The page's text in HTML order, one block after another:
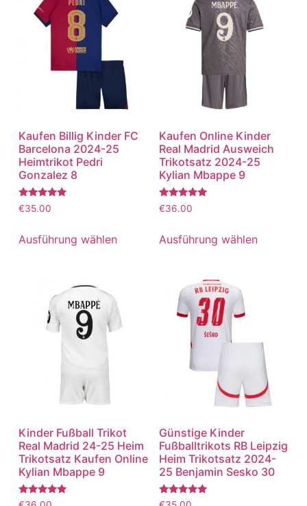
Kaufen Billig Kinder FC
Barcelona 2024-25
Heimtrikot Pedri
Gonzalez 8
Bewertet
mit
€35.00
Ausführung wählen
Kaufen Online Kinder
Real Madrid Ausweich
Trikotsatz 2024-25
Kylian Mbappe 9
Bewertet
mit
€36.00
Ausführung wählen
Kinder Fußball Trikot
Real Madrid 24-25 Heim
Trikotsatz Kaufen Online
Kylian Mbappe 9
Bewertet
Günstige Kinder
Fußballtrikots RB Leipzig
Heim Trikotsatz 2024-
25 Benjamin Sesko 30
Bewertet